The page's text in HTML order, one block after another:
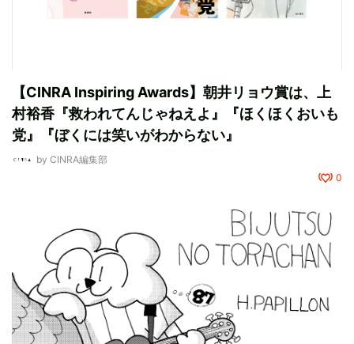
【CINRA Inspiring Awards】朝井リョウ賞は、上
村裕香『救われてんじゃねえよ』『ほくほくおいも
党』『ぼくには笑いがわからない』
by CINRA編集部
0